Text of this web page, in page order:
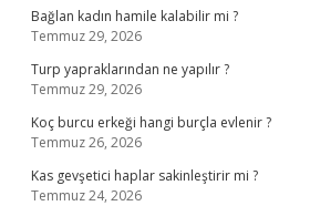
Bağlan kadın hamile kalabilir mi ?
Temmuz 29, 2026
Turp yapraklarından ne yapılır ?
Temmuz 29, 2026
Koç burcu erkeği hangi burçla evlenir ?
Temmuz 26, 2026
Kas gevşetici haplar sakinleştirir mi ?
Temmuz 24, 2026